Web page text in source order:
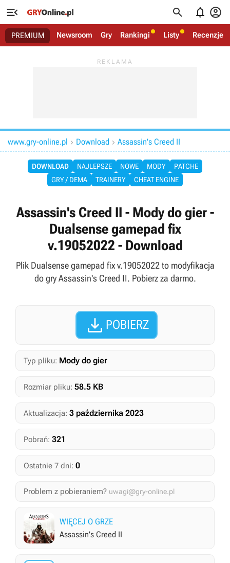
   
PREMIUM Newsroom Gry Rankingi Listy Recenzje
www.gry-online.pl  Download  Assassin's Creed II
DOWNLOAD NAJLEPSZE NOWE MODY
PATCHE
GRY / DEMA
TRAINERY CHEAT ENGINE
Assassin's Creed II - Mody do gier -
Dualsense gamepad fix
v.19052022 - Download
Plik Dualsense gamepad fix v.19052022 to modyfikacja
do gry Assassin's Creed II. Pobierz za darmo.
 POBIERZ
Typ pliku: Mody do gier
Rozmiar pliku: 58.5 KB
Aktualizacja: 3 października 2023
Pobrań: 321
Ostatnie 7 dni: 0
Problem z pobieraniem? uwagi@gry-online.pl
WIĘCEJ O GRZE
Assassin's Creed II